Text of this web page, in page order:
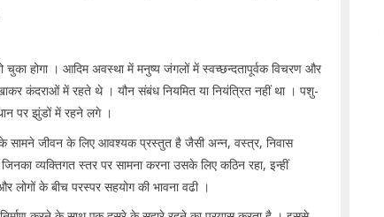
चुका होगा । आदिम अवस्था में मनुष्य जंगलों में स्वच्छन्दतापूर्वक विचरण और
कंदराओं में रहते थे । यौन संबंध नियमित या नियंत्रित नहीं था । पशु-
पर झुंडों में रहने लगे ।
सामने जीवन के लिए आवश्यक प्रस्तुत है जैसी अन्न, वस्त्र, निवास
व्यक्तिगत स्तर पर सामना करना उसके लिए कठिन रहा, इन्हीं
के बीच परस्पर सहयोग की भावना वढी ।